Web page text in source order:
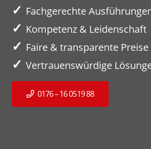
✓ Fachgerechte
✓ Kompetenz & Leidenschaft
✓ Faire & transparente Preise
✓ Vertrauenswürdige
0176 – 16 0519 88